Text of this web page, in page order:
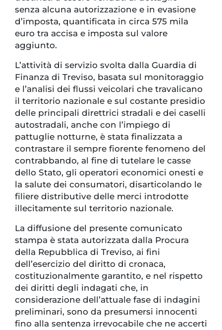
senza alcuna autorizzazione e in evasione
d’imposta, quantificata in circa 575 mila
euro tra accisa e imposta sul valore
aggiunto.
L’attività di servizio svolta dalla Guardia di
Finanza di Treviso, basata sul monitoraggio
e l’analisi dei flussi veicolari che travalicano
il territorio nazionale e sul costante presidio
delle principali direttrici stradali e dei caselli
autostradali, anche con l’impiego di
pattuglie notturne, è stata finalizzata a
contrastare il sempre fiorente fenomeno del
contrabbando, al fine di tutelare le casse
dello Stato, gli operatori economici onesti e
la salute dei consumatori, disarticolando le
filiere distributive delle merci introdotte
illecitamente sul territorio nazionale.
La diffusione del presente comunicato
stampa è stata autorizzata dalla Procura
della Repubblica di Treviso, ai fini
dell’esercizio del diritto di cronaca,
costituzionalmente garantito, e nel rispetto
dei diritti degli indagati che, in
considerazione dell’attuale fase di indagini
preliminari, sono da presumersi innocenti
fino alla sentenza irrevocabile che ne accerti